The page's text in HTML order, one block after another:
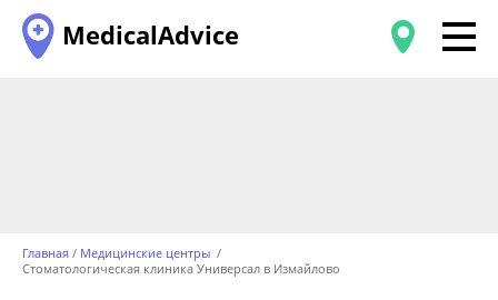
MedicalAdvice
Главная
Медицинские центры
Стоматологическая клиника Универсал в Измайлово